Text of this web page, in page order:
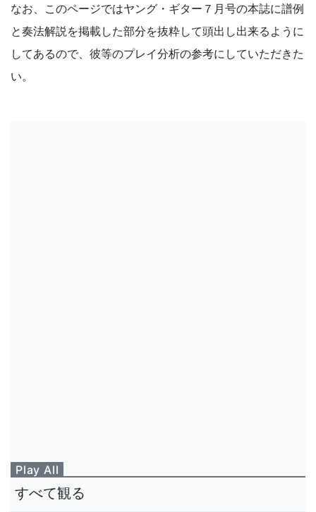
なお、このページではヤング・ギター７月号の本誌に譜例
と奏法解説を掲載した部分を抜粋して頭出し出来るように
してあるので、彼等のプレイ分析の参考にしていただきた
い。
Play All
すべて観る